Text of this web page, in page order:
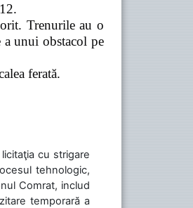
Trenurile au o
a unui obstacol pe
ferată.
cu strigare
tehnologic,
Comrat, includ
temporară a